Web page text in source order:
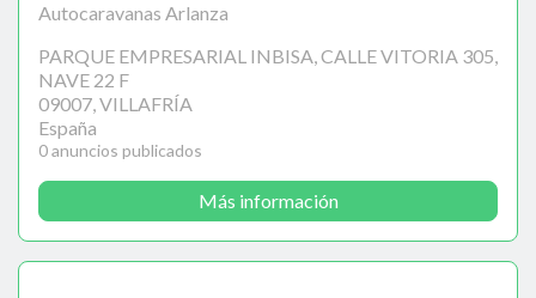
Autocaravanas Arlanza
PARQUE EMPRESARIAL INBISA, CALLE VITORIA 305,
NAVE 22 F
09007, VILLAFRÍA
España
0 anuncios publicados
Más información